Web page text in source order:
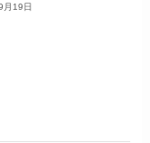
月19日